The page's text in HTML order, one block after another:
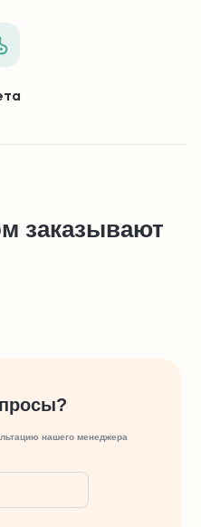
заказывают
нашего менеджера